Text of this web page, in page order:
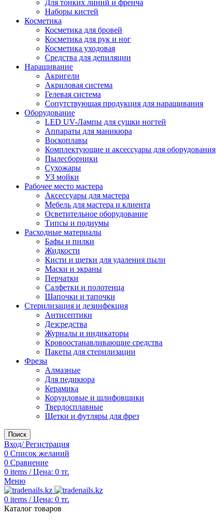
Для тонких линий и френча
Наборы кистей
Косметика
Косметика для бровей
Косметика для рук и ног
Косметика уходовая
Средства для депиляции
Наращивание
Акригели
Акриловая система
Гелевая система
Сопутствующая продукция для наращивания
Оборудование
LED UV-Лампы для сушки ногтей
Аппараты для маникюра
Воскоплавы
Комплектующие и аксессуары для оборудования
Пылесборники
Сухожары
УЗ мойки
Рабочее место мастера
Аксессуары для мастера
Мебель для мастера и клиента
Осветительное оборудование
Типсы и подиумы
Расходные материалы
Бафы и пилки
Жидкости
Кисти и щетки для удаления пыли
Маски и экраны
Перчатки
Салфетки и полотенца
Шапочки и тапочки
Стерилизация и дезинфекция
Антисептики
Дезсредства
Журналы и индикаторы
Кровоостанавливающие средства
Пакеты для стерилизации
Фрезы
Алмазные
Для педикюра
Керамика
Корундовые и шлифовщики
Твердосплавные
Щетки и футляры для фрез
Поиск
Вход/ Регистрация
0 Список желаний
0 Сравнение
0 items / Цена: 0 тг.
Меню
0 items / Цена: 0 тг.
Каталог товаров